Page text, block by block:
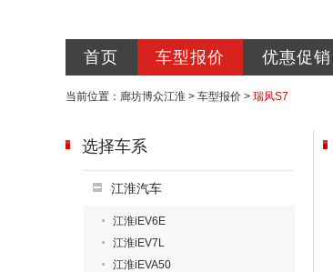
首页 车型报价 优惠促销
当前位置： 廊坊博众江淮 > 车型报价 > 瑞风S7
选择车系
江淮汽车
江淮iEV6E
江淮iEV7L
江淮iEVA50